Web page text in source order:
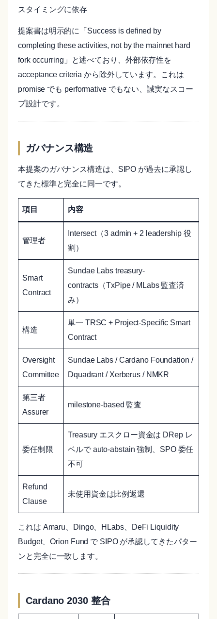
スタイミングに依存
提案書は明示的に「Success is defined by
completing these activities, not by the mainnet hard
fork occurring」と述べており、外部依存性を
acceptance criteria から除外しています。これは
promise でも performative でもない、誠実なスコー
プ設計です。
ガバナンス構造
本提案のガバナンス構造は、SIPO が過去に承認し
てきた標準と完全に同一です。
項目 内容
管理者
Intersect（3 admin + 2 leadership 役
割）
Smart
Contract
Sundae Labs treasury-
contracts（TxPipe / MLabs 監査済
み）
構造
単一 TRSC + Project-Specific Smart
Contract
Oversight
Committee
Sundae Labs / Cardano Foundation /
Dquadrant / Xerberus / NMKR
第三者
Assurer
milestone-based 監査
委任制限
Treasury エスクロー資金は DRep レ
ベルで auto-abstain 強制、SPO 委任
不可
Refund
Clause
未使用資金は比例返還
これは Amaru、Dingo、HLabs、DeFi Liquidity
Budget、Orion Fund で SIPO が承認してきたパター
ンと完全に一致します。
Cardano 2030 整合